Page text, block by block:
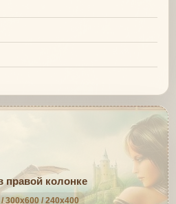
правой колонке
300x600 / 240x400